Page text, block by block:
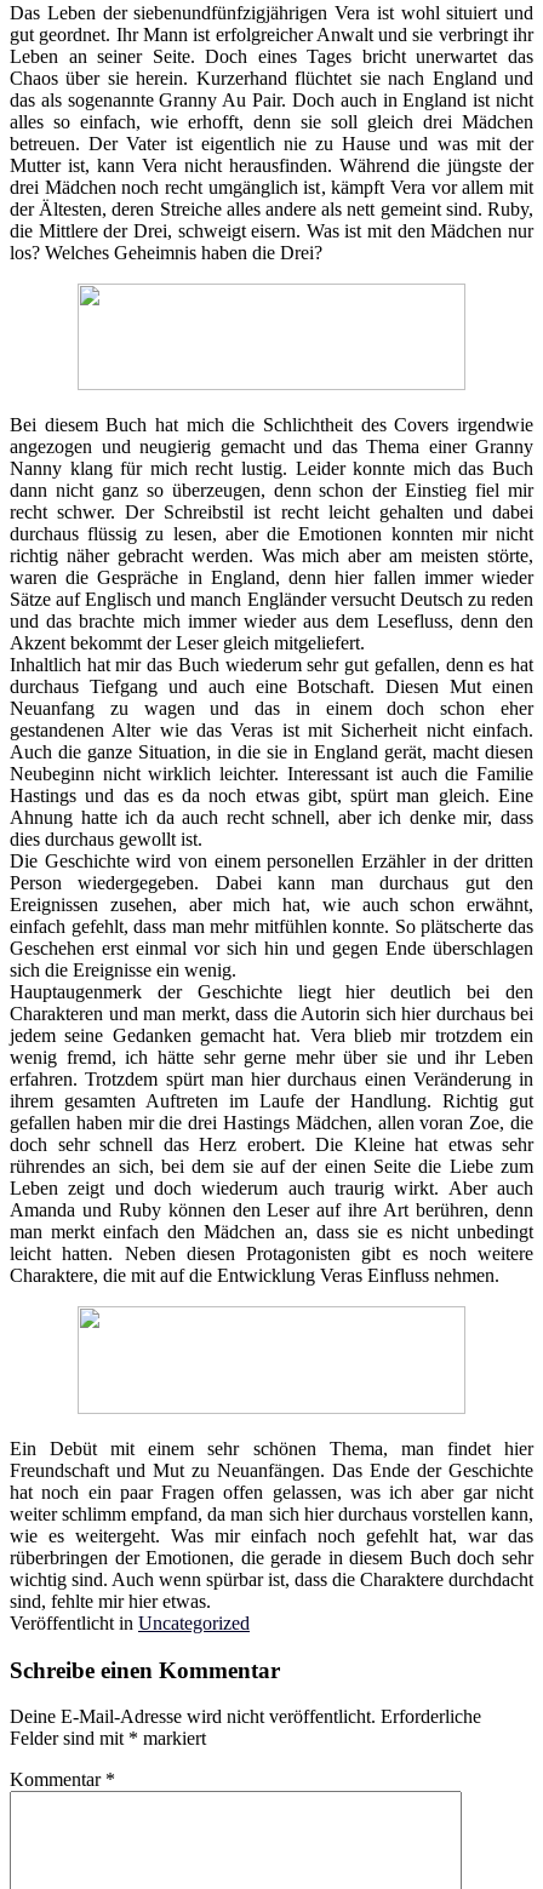
Das Leben der siebenundfünfzigjährigen Vera ist wohl situiert und
gut geordnet. Ihr Mann ist erfolgreicher Anwalt und sie verbringt ihr
Leben an seiner Seite. Doch eines Tages bricht unerwartet das
Chaos über sie herein. Kurzerhand flüchtet sie nach England und
das als sogenannte Granny Au Pair. Doch auch in England ist nicht
alles so einfach, wie erhofft, denn sie soll gleich drei Mädchen
betreuen. Der Vater ist eigentlich nie zu Hause und was mit der
Mutter ist, kann Vera nicht herausfinden. Während die jüngste der
drei Mädchen noch recht umgänglich ist, kämpft Vera vor allem mit
der Ältesten, deren Streiche alles andere als nett gemeint sind. Ruby,
die Mittlere der Drei, schweigt eisern. Was ist mit den Mädchen nur
los? Welches Geheimnis haben die Drei?
Bei diesem Buch hat mich die Schlichtheit des Covers irgendwie
angezogen und neugierig gemacht und das Thema einer Granny
Nanny klang für mich recht lustig. Leider konnte mich das Buch
dann nicht ganz so überzeugen, denn schon der Einstieg fiel mir
recht schwer. Der Schreibstil ist recht leicht gehalten und dabei
durchaus flüssig zu lesen, aber die Emotionen konnten mir nicht
richtig näher gebracht werden. Was mich aber am meisten störte,
waren die Gespräche in England, denn hier fallen immer wieder
Sätze auf Englisch und manch Engländer versucht Deutsch zu reden
und das brachte mich immer wieder aus dem Lesefluss, denn den
Akzent bekommt der Leser gleich mitgeliefert.
Inhaltlich hat mir das Buch wiederum sehr gut gefallen, denn es hat
durchaus Tiefgang und auch eine Botschaft. Diesen Mut einen
Neuanfang zu wagen und das in einem doch schon eher
gestandenen Alter wie das Veras ist mit Sicherheit nicht einfach.
Auch die ganze Situation, in die sie in England gerät, macht diesen
Neubeginn nicht wirklich leichter. Interessant ist auch die Familie
Hastings und das es da noch etwas gibt, spürt man gleich. Eine
Ahnung hatte ich da auch recht schnell, aber ich denke mir, dass
dies durchaus gewollt ist.
Die Geschichte wird von einem personellen Erzähler in der dritten
Person wiedergegeben. Dabei kann man durchaus gut den
Ereignissen zusehen, aber mich hat, wie auch schon erwähnt,
einfach gefehlt, dass man mehr mitfühlen konnte. So plätscherte das
Geschehen erst einmal vor sich hin und gegen Ende überschlagen
sich die Ereignisse ein wenig.
Hauptaugenmerk der Geschichte liegt hier deutlich bei den
Charakteren und man merkt, dass die Autorin sich hier durchaus bei
jedem seine Gedanken gemacht hat. Vera blieb mir trotzdem ein
wenig fremd, ich hätte sehr gerne mehr über sie und ihr Leben
erfahren. Trotzdem spürt man hier durchaus einen Veränderung in
ihrem gesamten Auftreten im Laufe der Handlung. Richtig gut
gefallen haben mir die drei Hastings Mädchen, allen voran Zoe, die
doch sehr schnell das Herz erobert. Die Kleine hat etwas sehr
rührendes an sich, bei dem sie auf der einen Seite die Liebe zum
Leben zeigt und doch wiederum auch traurig wirkt. Aber auch
Amanda und Ruby können den Leser auf ihre Art berühren, denn
man merkt einfach den Mädchen an, dass sie es nicht unbedingt
leicht hatten. Neben diesen Protagonisten gibt es noch weitere
Charaktere, die mit auf die Entwicklung Veras Einfluss nehmen.
Ein Debüt mit einem sehr schönen Thema, man findet hier
Freundschaft und Mut zu Neuanfängen. Das Ende der Geschichte
hat noch ein paar Fragen offen gelassen, was ich aber gar nicht
weiter schlimm empfand, da man sich hier durchaus vorstellen kann,
wie es weitergeht. Was mir einfach noch gefehlt hat, war das
rüberbringen der Emotionen, die gerade in diesem Buch doch sehr
wichtig sind. Auch wenn spürbar ist, dass die Charaktere durchdacht
sind, fehlte mir hier etwas.
Veröffentlicht in Uncategorized
Schreibe einen Kommentar
Deine E-Mail-Adresse wird nicht veröffentlicht. Erforderliche
Felder sind mit * markiert
Kommentar *